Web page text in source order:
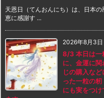
天恩日（てんおんにち）は、日本
恵に感謝す ...
2026年8月3日
8/3 本日は一
に、金運に関
じの購入な
った一粒の
にも実をつ